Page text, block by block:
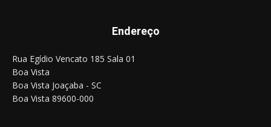
Endereço
Rua Egídio Vencato 185 Sala 01
Boa Vista
Boa Vista Joaçaba - SC
Boa Vista 89600-000